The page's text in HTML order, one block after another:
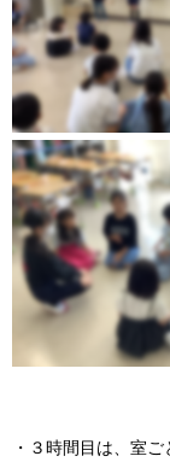
・３時間目は、室